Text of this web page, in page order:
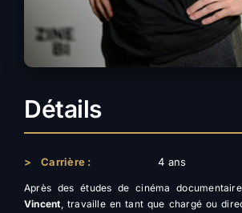
Détails
> Carrière : 4 ans
Après des études de cinéma
Vincent, travaille en tant que chargé ou